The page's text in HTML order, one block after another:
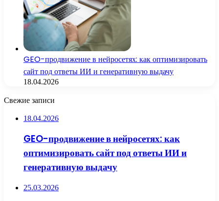
GEO-продвижение в нейросетях: как оптимизировать
сайт под ответы ИИ и генеративную выдачу
18.04.2026
Свежие записи
18.04.2026
GEO-продвижение в нейросетях: как
оптимизировать сайт под ответы ИИ и
генеративную выдачу
25.03.2026